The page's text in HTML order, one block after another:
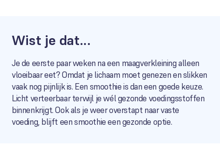
Wist je dat...
Je de eerste paar weken na een maagverkleining alleen
vloeibaar eet? Omdat je lichaam moet genezen en slikken
vaak nog pijnlijk is. Een smoothie is dan een goede keuze.
Licht verteerbaar terwijl je wél gezonde voedingsstoffen
binnenkrijgt. Ook als je weer overstapt naar vaste
voeding, blijft een smoothie een gezonde optie.